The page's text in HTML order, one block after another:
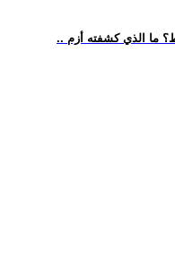
ما الذي كشفته أزم